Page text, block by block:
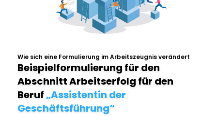
Wie sich eine Formulierung im Arbeitszeugnis verändert
Beispielformulierung für den
Abschnitt Arbeitserfolg für den
Beruf„Assistentin der
Geschäftsführung“